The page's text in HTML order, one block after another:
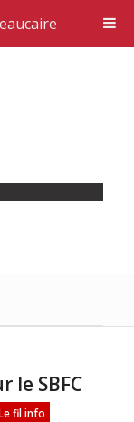
le SBFC
fil info